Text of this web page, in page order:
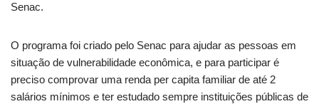
Senac.
O programa foi criado pelo Senac para ajudar as pessoas em
situação de vulnerabilidade econômica, e para participar é
preciso comprovar uma renda per capita familiar de até 2
salários mínimos e ter estudado sempre instituições públicas de